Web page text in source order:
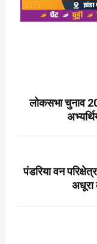
लोकसभा चुनाव
पंडरिया वन
अधूरा